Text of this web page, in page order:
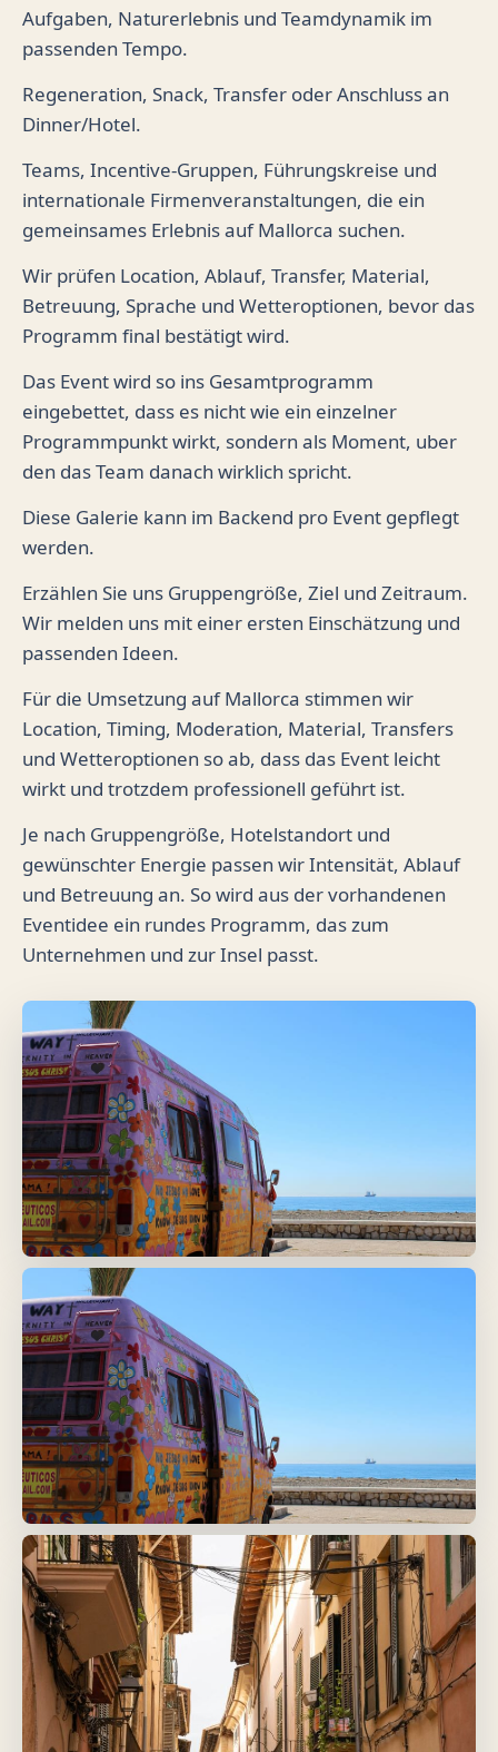
Aufgaben, Naturerlebnis und Teamdynamik im
passenden Tempo.
Regeneration, Snack, Transfer oder Anschluss an
Dinner/Hotel.
Teams, Incentive-Gruppen, Führungskreise und
internationale Firmenveranstaltungen, die ein
gemeinsames Erlebnis auf Mallorca suchen.
Wir prüfen Location, Ablauf, Transfer, Material,
Betreuung, Sprache und Wetteroptionen, bevor das
Programm final bestätigt wird.
Das Event wird so ins Gesamtprogramm
eingebettet, dass es nicht wie ein einzelner
Programmpunkt wirkt, sondern als Moment, uber
den das Team danach wirklich spricht.
Diese Galerie kann im Backend pro Event gepflegt
werden.
Erzählen Sie uns Gruppengröße, Ziel und Zeitraum.
Wir melden uns mit einer ersten Einschätzung und
passenden Ideen.
Für die Umsetzung auf Mallorca stimmen wir
Location, Timing, Moderation, Material, Transfers
und Wetteroptionen so ab, dass das Event leicht
wirkt und trotzdem professionell geführt ist.
Je nach Gruppengröße, Hotelstandort und
gewünschter Energie passen wir Intensität, Ablauf
und Betreuung an. So wird aus der vorhandenen
Eventidee ein rundes Programm, das zum
Unternehmen und zur Insel passt.